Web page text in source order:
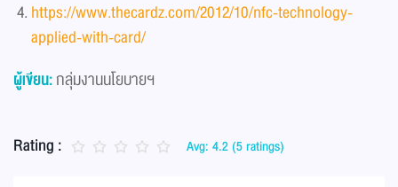
https://www.thecardz.com/2012/10/nfc-technology-
applied-with-card/
ผู้เขียน:กลุ่มงานนโยบายฯ
Rating : Avg: 4.2 (5 ratings)